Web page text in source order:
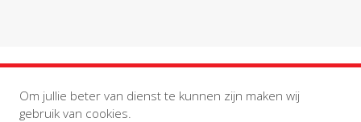
Om jullie beter van dienst te kunnen zijn maken wij
gebruik van cookies.